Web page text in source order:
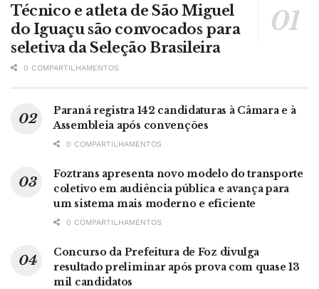
Técnico e atleta de São Miguel
do Iguaçu são convocados para
seletiva da Seleção Brasileira
0 COMPARTILHAMENTOS
Paraná registra 142 candidaturas à Câmara e à
Assembleia após convenções
0 COMPARTILHAMENTOS
Foztrans apresenta novo modelo do transporte
coletivo em audiência pública e avança para
um sistema mais moderno e eficiente
0 COMPARTILHAMENTOS
Concurso da Prefeitura de Foz divulga
resultado preliminar após prova com quase 13
mil candidatos